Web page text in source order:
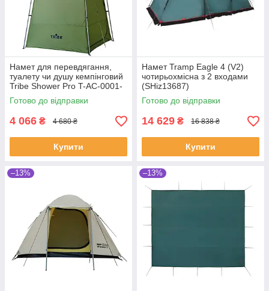
Намет для перевдягання,
туалету чи душу кемпінговий
Tribe Shower Pro T-AC-0001-
olive (SHiz16738)
Готово до відправки
4 066 ₴ 4 680 ₴
Купити
Намет Tramp Eagle 4 (V2)
чотирьохмісна з 2 входами
(SHiz13687)
Готово до відправки
14 629 ₴ 16 838 ₴
Купити
–13% –13%